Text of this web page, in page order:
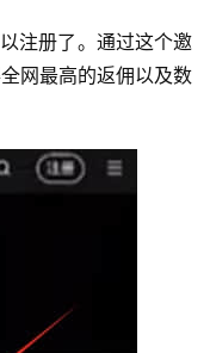
注册了。通过这个邀
网最高的返佣以及数